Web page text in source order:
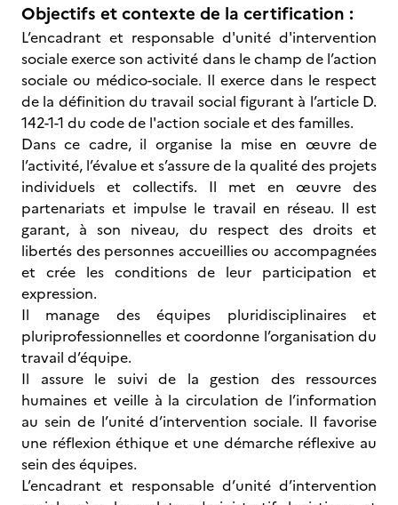
Objectifs et contexte de la certification :
L’encadrant et responsable d'unité d'intervention
sociale exerce son activité dans le champ de l’action
sociale ou médico-sociale. Il exerce dans le respect
de la définition du travail social figurant à l’article D.
142-1-1 du code de l'action sociale et des familles.
Dans ce cadre, il organise la mise en œuvre de
l’activité, l’évalue et s’assure de la qualité des projets
individuels et collectifs. Il met en œuvre des
partenariats et impulse le travail en réseau. Il est
garant, à son niveau, du respect des droits et
libertés des personnes accueillies ou accompagnées
et crée les conditions de leur participation et
expression.
Il manage des équipes pluridisciplinaires et
pluriprofessionnelles et coordonne l’organisation du
travail d’équipe.
Il assure le suivi de la gestion des ressources
humaines et veille à la circulation de l’information
au sein de l’unité d’intervention sociale. Il favorise
une réflexion éthique et une démarche réflexive au
sein des équipes.
L’encadrant et responsable d’unité d’intervention